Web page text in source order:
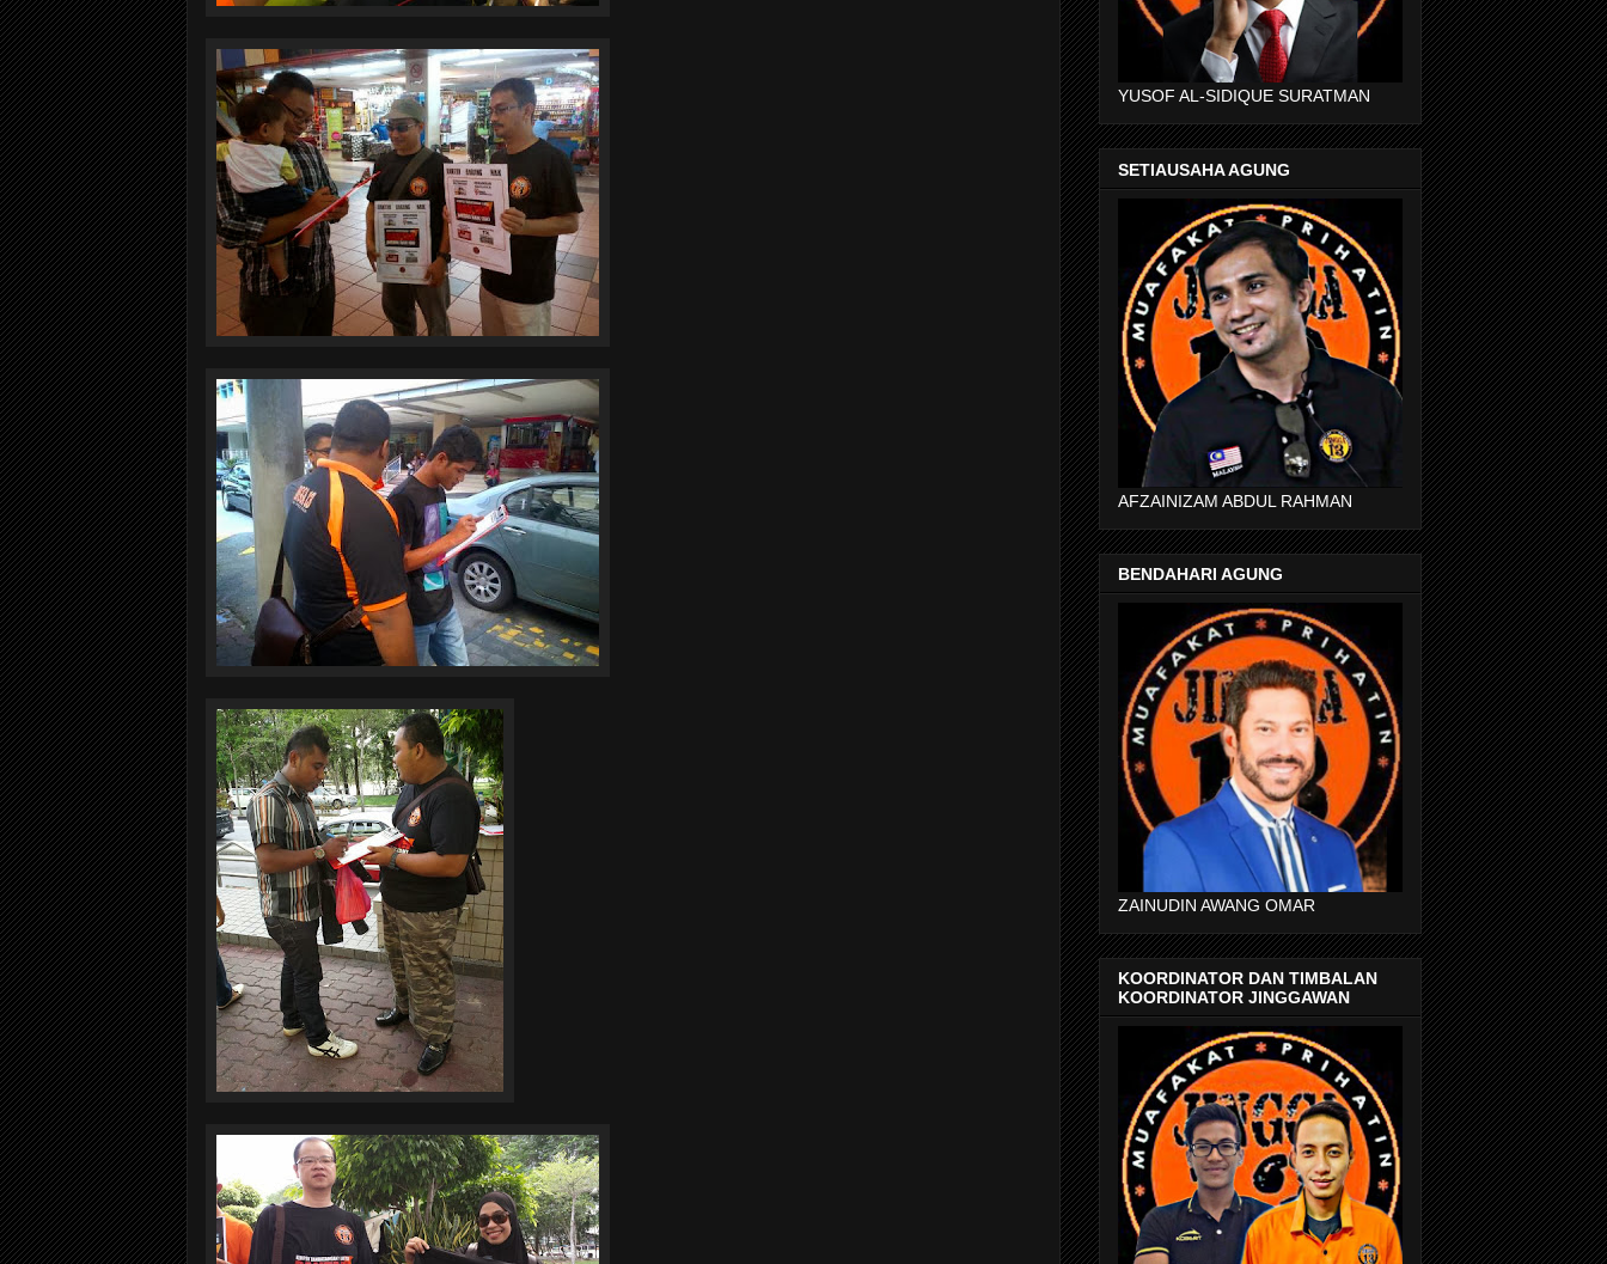
YUSOF AL-SIDIQUE SURATMAN
SETIAUSAHA AGUNG
AFZAINIZAM ABDUL RAHMAN
BENDAHARI AGUNG
ZAINUDIN AWANG OMAR
KOORDINATOR DAN TIMBALAN
KOORDINATOR JINGGAWAN